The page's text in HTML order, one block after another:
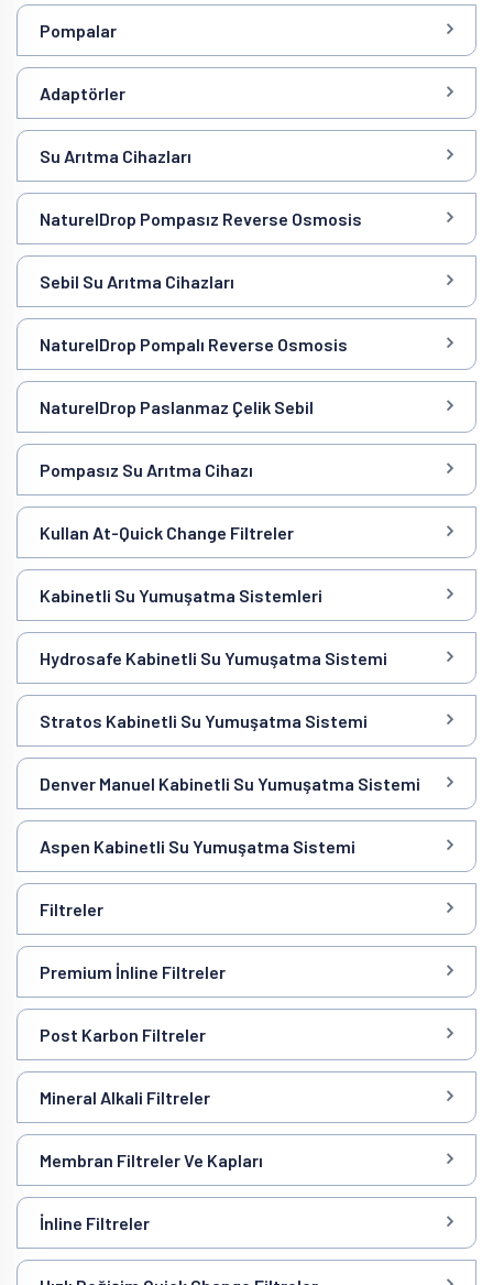
Pompalar
Adaptörler
Su Arıtma Cihazları
NaturelDrop Pompasız Reverse Osmosis
Sebil Su Arıtma Cihazları
NaturelDrop Pompalı Reverse Osmosis
NaturelDrop Paslanmaz Çelik Sebil
Pompasız Su Arıtma Cihazı
Kullan At-Quick Change Filtreler
Kabinetli Su Yumuşatma Sistemleri
Hydrosafe Kabinetli Su Yumuşatma Sistemi
Stratos Kabinetli Su Yumuşatma Sistemi
Denver Manuel Kabinetli Su Yumuşatma Sistemi
Aspen Kabinetli Su Yumuşatma Sistemi
Filtreler
Premium İnline Filtreler
Post Karbon Filtreler
Mineral Alkali Filtreler
Membran Filtreler Ve Kapları
İnline Filtreler